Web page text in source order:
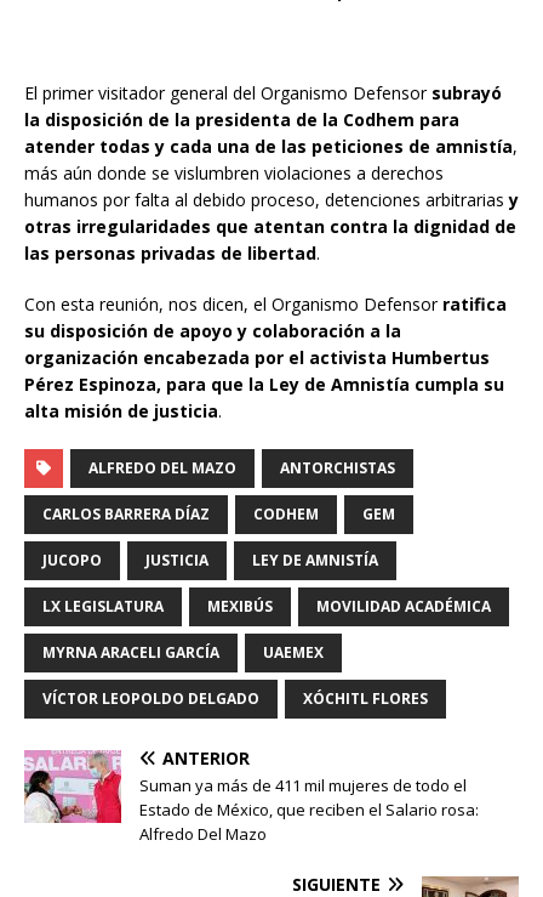
El primer visitador general del Organismo Defensor subrayó
la disposición de la presidenta de la Codhem para
atender todas y cada una de las peticiones de amnistía,
más aún donde se vislumbren violaciones a derechos
humanos por falta al debido proceso, detenciones arbitrariasy
otras irregularidades que atentan contra la dignidad de
las personas privadas de libertad.
Con esta reunión, nos dicen, el Organismo Defensor ratifica
su disposición de apoyo y colaboración a la
organización encabezada por el activista Humbertus
Pérez Espinoza, para que la Ley de Amnistía cumpla su
alta misión de justicia.
ALFREDO DEL MAZO ANTORCHISTAS
CARLOS BARRERA DÍAZ CODHEM GEM
JUCOPO JUSTICIA LEY DE AMNISTÍA
LX LEGISLATURA MEXIBÚS MOVILIDAD ACADÉMICA
MYRNA ARACELI GARCÍA UAEMEX
VÍCTOR LEOPOLDO DELGADO XÓCHITL FLORES
ANTERIOR
Suman ya más de 411 mil mujeres de todo el
Estado de México, que reciben el Salario rosa:
Alfredo Del Mazo
SIGUIENTE